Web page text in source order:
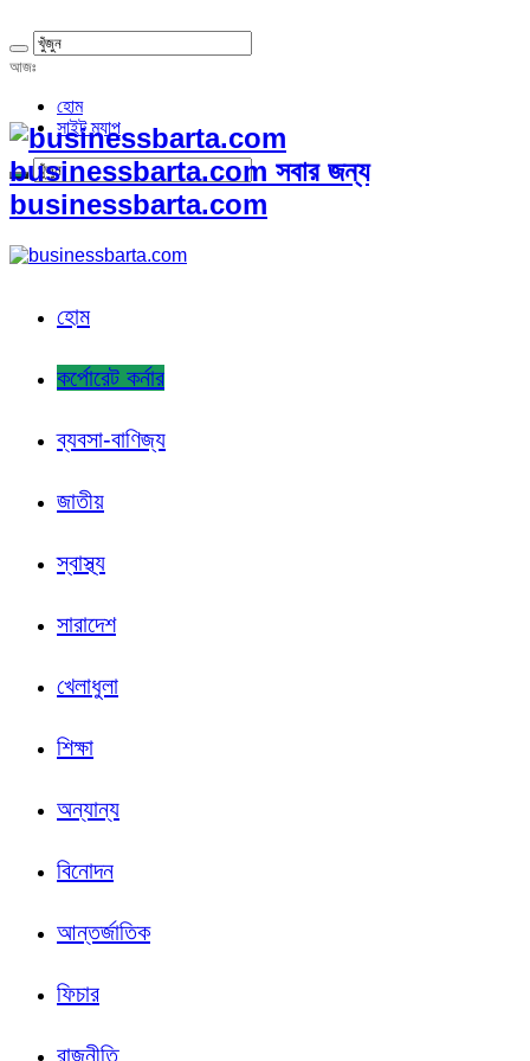
আজঃ
হোম
সাইট ম্যাপ
businessbarta.com সবার জন্য
businessbarta.com
হোম
কর্পোরেট কর্নার
ব্যবসা-বাণিজ্য
জাতীয়
স্বাস্থ্য
সারাদেশ
খেলাধুলা
শিক্ষা
অন্যান্য
বিনোদন
আন্তর্জাতিক
ফিচার
রাজনীতি